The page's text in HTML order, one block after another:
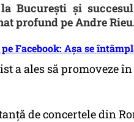
București și
profund pe Andre
Facebook: Așa se
a ales să promoveze
de concertele din